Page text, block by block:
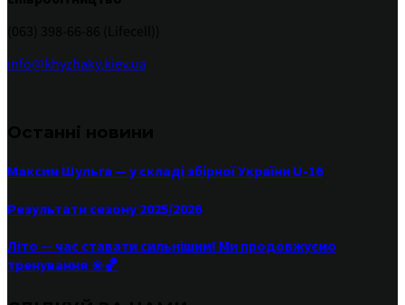
info@khyzhaky.kiev.ua
Максим Шульга — у складі збірної України U-16
Результати сезону 2025/2026
Літо — час ставати сильнішим! Ми продовжуємо
тренування ☀️🏀